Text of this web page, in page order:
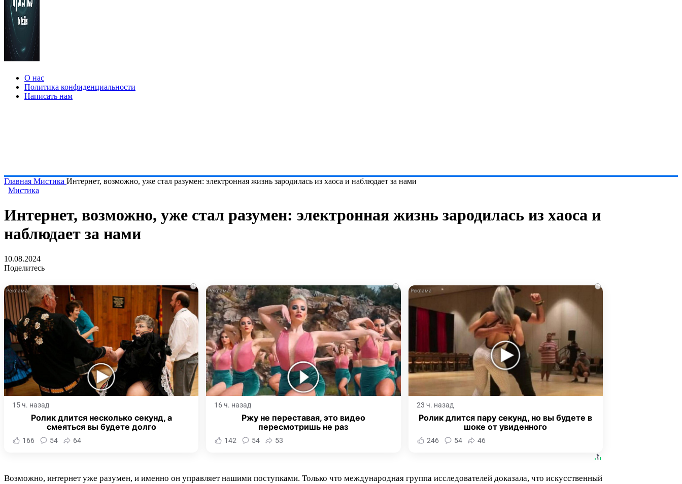
О нас
Политика конфиденциальности
Написать нам
Главная Мистика Интернет, возможно, уже стал разумен: электронная жизнь зародилась из хаоса и наблюдает за нами
Мистика
Интернет, возможно, уже стал разумен: электронная жизнь зародилась из хаоса и
наблюдает за нами
10.08.2024
Поделитесь
i
15 ч. назад
Ролик длится несколько секунд, а
смеяться вы будете долго
166 54 64
i
16 ч. назад
Ржу не переставая, это видео
пересмотришь не раз
142 54 53
i
23 ч. назад
Ролик длится пару секунд, но вы будете в
шоке от увиденного
246 54 46
Возможно, интернет уже разумен, и именно он управляет нашими поступками. Только что международная группа исследователей доказала, что искусственный